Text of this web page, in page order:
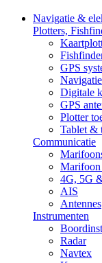
Navigatie &
Plotters,
GPS
Digitale
GPS
Plotter
Tablet &
Communicatie
Marifoon
4G, 5G
AIS
Antennes
Instrumenten
Radar
Navtex